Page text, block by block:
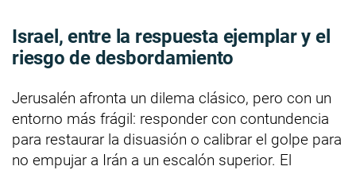
Israel, entre la respuesta ejemplar y el
riesgo de desbordamiento
Jerusalén afronta un dilema clásico, pero con un
entorno más frágil: responder con contundencia
para restaurar la disuasión o calibrar el golpe para
no empujar a Irán a un escalón superior. El